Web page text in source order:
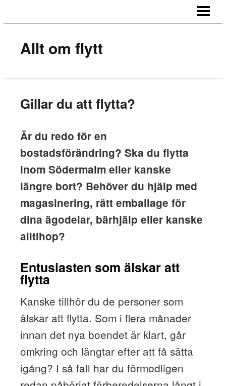
KONTAKT
Allt om flytt
Gillar du att flytta?
Är du redo för en
bostadsförändring? Ska du flytta
inom Södermalm eller kanske
längre bort? Behöver du hjälp med
magasinering, rätt emballage för
dina ägodelar, bärhjälp eller kanske
alltihop?
Entusiasten som älskar att
flytta
Kanske tillhör du de personer som
älskar att flytta. Som i flera månader
innan det nya boendet är klart, går
omkring och längtar efter att få sätta
igång? I så fall har du förmodligen